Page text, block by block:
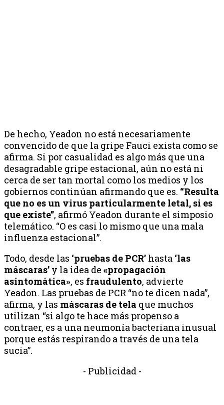
De hecho, Yeadon no está necesariamente
convencido de que la gripe Fauci exista como se
afirma. Si por casualidad es algo más que una
desagradable gripe estacional, aún no está ni
cerca de ser tan mortal como los medios y los
gobiernos continúan afirmando que es. “Resulta
que no es un virus particularmente letal, si es
que existe”, afirmó Yeadon durante el simposio
telemático. “O es casi lo mismo que una mala
influenza estacional”.
Todo, desde las ‘pruebas de PCR’ hasta ‘las
máscaras’ y la idea de «propagación
asintomática», es fraudulento, advierte
Yeadon. Las pruebas de PCR “no te dicen nada”,
afirma, y las máscaras de tela que muchos
utilizan “si algo te hace más propenso a
contraer, es a una neumonía bacteriana inusual
porque estás respirando a través de una tela
sucia”.
- Publicidad -